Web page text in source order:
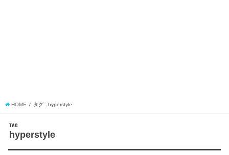
HOME タグ : hyperstyle
TAG
hyperstyle